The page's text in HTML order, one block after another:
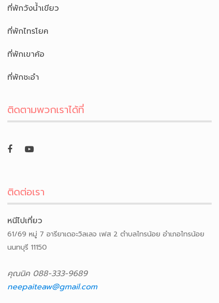
ที่พักวังน้ำเขียว
ที่พักไทรโยค
ที่พักเขาค้อ
ที่พักชะอำ
ติดตามพวกเราได้ที่
ติดต่อเรา
หนีไปเที่ยว
61/69 หมู่ 7 อารียาเดอะวิลเลจ เฟส 2 ตำบลไทรน้อย อำเภอไทรน้อย
นนทบุรี 11150
คุณนิค 088-333-9689
neepaiteaw@gmail.com